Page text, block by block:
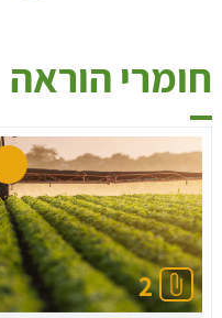
חומרי הוראה
2